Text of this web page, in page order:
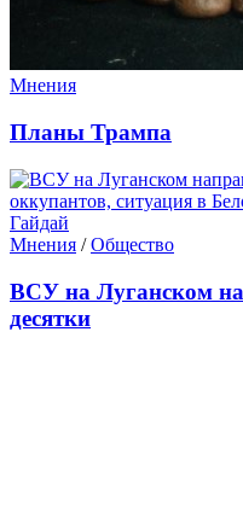
Мнения
Планы Трампа
Мнения /Общество
ВСУ на Луганском
десятки